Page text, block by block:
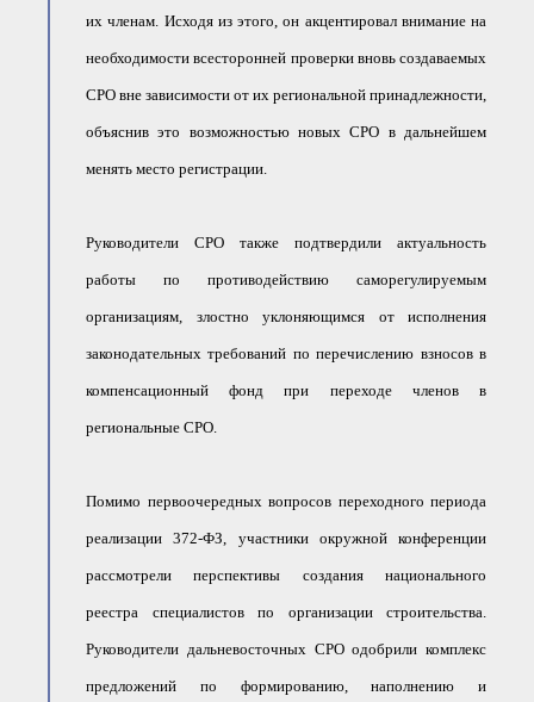
их членам. Исходя из этого, он акцентировал внимание на
необходимости всесторонней проверки вновь создаваемых
СРО вне зависимости от их региональной принадлежности,
объяснив это возможностью новых СРО в дальнейшем
менять место регистрации.
Руководители СРО также подтвердили актуальность
работы по противодействию саморегулируемым
организациям, злостно уклоняющимся от исполнения
законодательных требований по перечислению взносов в
компенсационный фонд при переходе членов в
региональные СРО.
Помимо первоочередных вопросов переходного периода
реализации 372-ФЗ, участники окружной конференции
рассмотрели перспективы создания национального
реестра специалистов по организации строительства.
Руководители дальневосточных СРО одобрили комплекс
предложений по формированию, наполнению и